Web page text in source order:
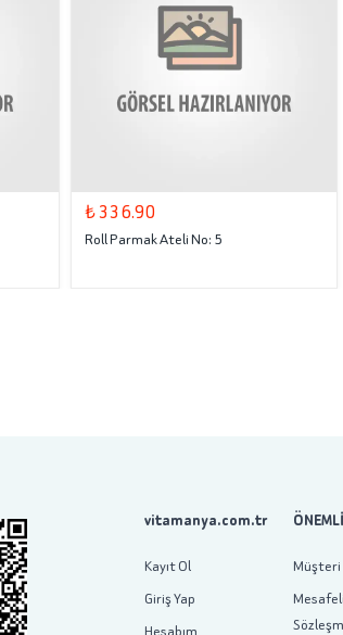
₺ 336.90
Roll Parmak Ateli No: 5
vitamanya.com.tr
Kayıt Ol
Giriş Yap